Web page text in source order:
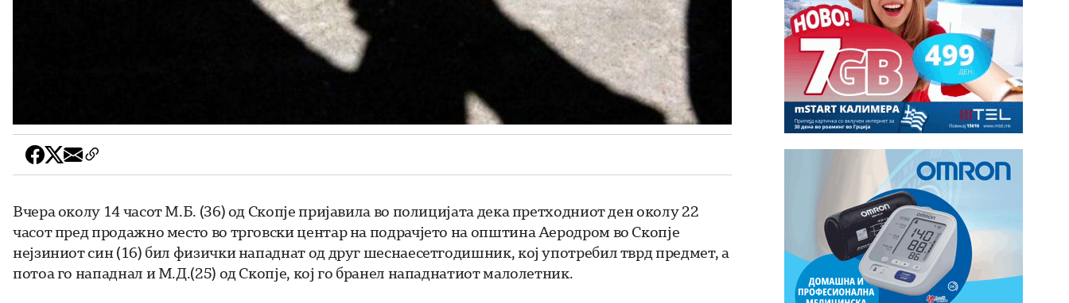
Вчера околу 14 часот М.Б. (36) од Скопје пријавила во полицијата дека претходниот ден околу 22
часот пред продажно место во трговски центар на подрачјето на општина Аеродром во Скопје
нејзиниот син (16) бил физички нападнат од друг шеснаесетгодишник, кој употребил тврд предмет, а
потоа го нападнал и М.Д.(25) од Скопје, кој го бранел нападнатиот малолетник.